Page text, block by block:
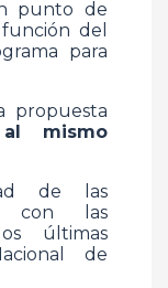
punto de
del
para
propuesta
mismo
de las
con las
últimas
de